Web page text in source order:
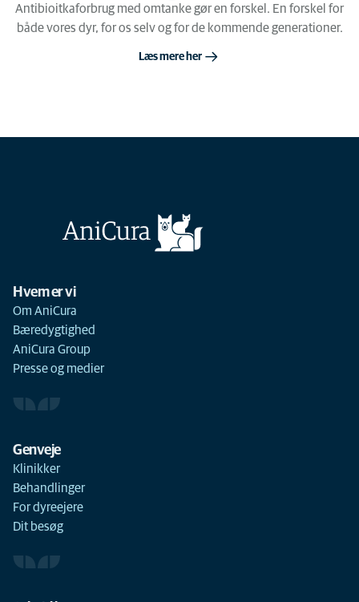
Antibioitkaforbrug med omtanke gør en forskel. En forskel for
både vores dyr, for os selv og for de kommende generationer.
Læs mere her
Hvem er vi
Om AniCura
Bæredygtighed
AniCura Group
Presse og medier
Genveje
Klinikker
Behandlinger
For dyreejere
Dit besøg